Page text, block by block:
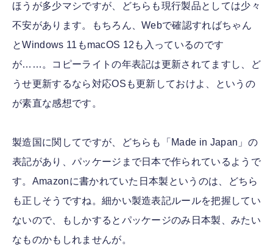
ほうが多少マシですが、どちらも現行製品としては少々
不安があります。もちろん、Webで確認すればちゃん
とWindows 11もmacOS 12も入っているのです
が……。コピーライトの年表記は更新されてますし、ど
うせ更新するなら対応OSも更新しておけよ、というの
が素直な感想です。
製造国に関してですが、どちらも「Made in Japan」の
表記があり、パッケージまで日本で作られているようで
す。Amazonに書かれていた日本製というのは、どちら
も正しそうですね。細かい製造表記ルールを把握してい
ないので、もしかするとパッケージのみ日本製、みたい
なものかもしれませんが。